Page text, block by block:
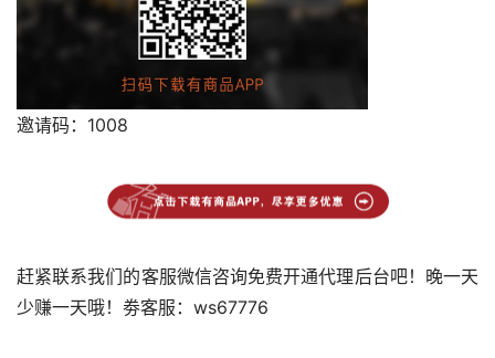
邀请码：1008
赶紧联系我们的客服微信咨询免费开通代理后台吧！晚一天
少赚一天哦！劵客服：ws67776